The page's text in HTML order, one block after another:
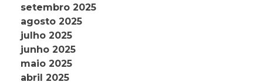
setembro 2025
agosto 2025
julho 2025
junho 2025
maio 2025
abril 2025